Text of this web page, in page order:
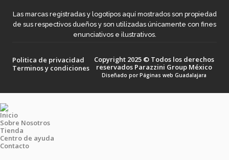
Las marcas registradas y logotipos aquí mostrados son propiedad
de sus respectivos dueños y son utilizadas únicamente con fines
enunciativos e ilustrativos.
Politica de privacidad
Terminos y condiciones
Copyright 2025 © Todos los derechos
reservados Parazzini Group México
Diseñado porPáginas web Guadalajara
Inicio
Sobre Nosotros
Tienda
Centro de ayuda
Contacto